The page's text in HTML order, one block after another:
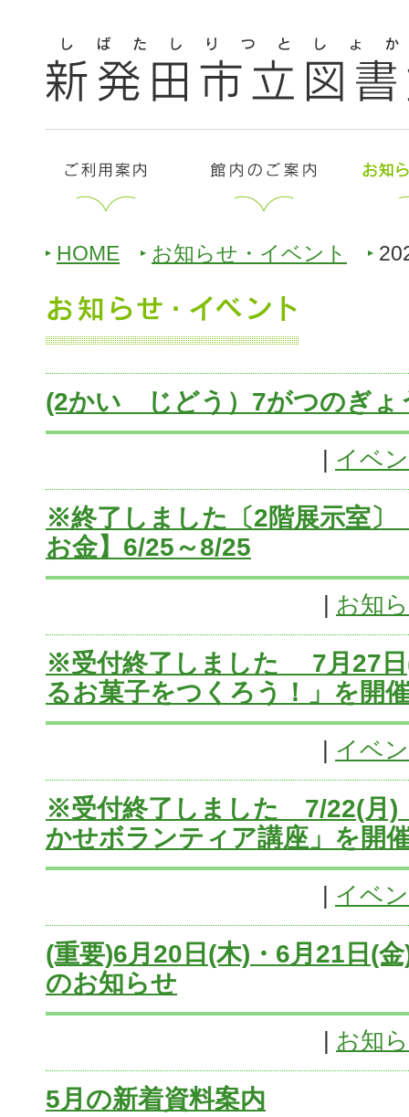
HOME お知らせ・イベント
(2かい じどう）7がつのぎょ
イベ
※終了しました〔2階展示室〕
お金】6/25～8/25
お知
※受付終了しました 7月27日
るお菓子をつくろう！」を開
イベ
※受付終了しました 7/22(月)
かせボランティア講座」を開
イベ
(重要)6月20日(木)・6月21日(
のお知らせ
お知
5月の新着資料案内